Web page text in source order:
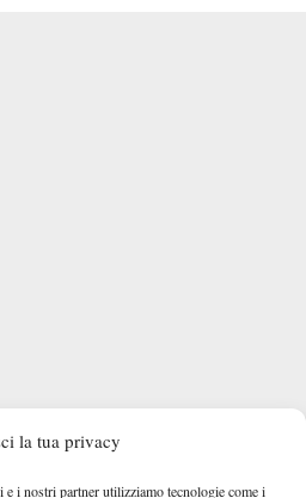
la tua privacy
i nostri partner utilizziamo tecnologie come i